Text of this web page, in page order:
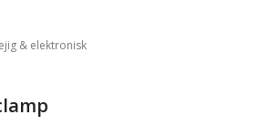
& elektronisk